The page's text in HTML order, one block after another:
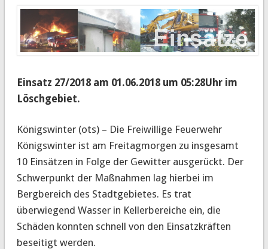
Einsatz 27/2018 am 01.06.2018 um 05:28Uhr im
Löschgebiet.
Königswinter (ots) – Die Freiwillige Feuerwehr
Königswinter ist am Freitagmorgen zu insgesamt
10 Einsätzen in Folge der Gewitter ausgerückt. Der
Schwerpunkt der Maßnahmen lag hierbei im
Bergbereich des Stadtgebietes. Es trat
überwiegend Wasser in Kellerbereiche ein, die
Schäden konnten schnell von den Einsatzkräften
beseitigt werden.